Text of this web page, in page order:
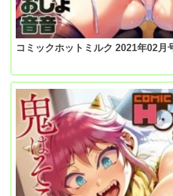
コミックホットミルク 2021年02月